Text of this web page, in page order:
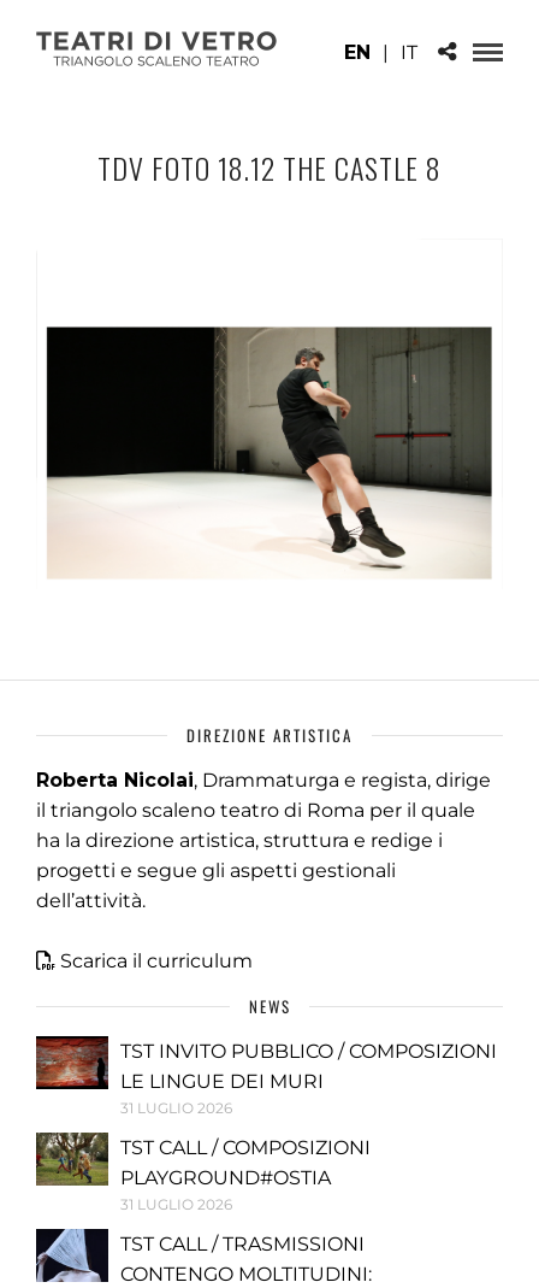
EN | IT
TDV FOTO 18.12 THE CASTLE 8
DIREZIONE ARTISTICA
Roberta Nicolai, Drammaturga e regista, dirige
il triangolo scaleno teatro di Roma per il quale
ha la direzione artistica, struttura e redige i
progetti e segue gli aspetti gestionali
dell’attività.
Scarica il curriculum
NEWS
TST INVITO PUBBLICO / COMPOSIZIONI
LE LINGUE DEI MURI
31 LUGLIO 2026
TST CALL / COMPOSIZIONI
PLAYGROUND#OSTIA
31 LUGLIO 2026
TST CALL / TRASMISSIONI
CONTENGO MOLTITUDINI: